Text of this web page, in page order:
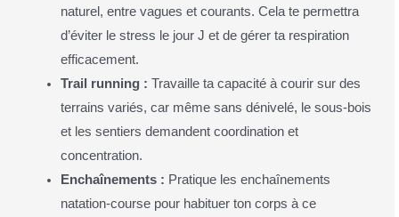
naturel, entre vagues et courants. Cela te permettra
d’éviter le stress le jour J et de gérer ta respiration
efficacement.
Trail running : Travaille ta capacité à courir sur des
terrains variés, car même sans dénivelé, le sous-bois
et les sentiers demandent coordination et
concentration.
Enchaînements : Pratique les enchaînements
natation-course pour habituer ton corps à ce